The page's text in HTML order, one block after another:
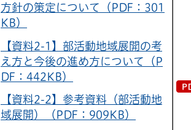
方針の策定について（PDF：301
KB）
【資料2-1】部活動地域展開の考
え方と今後の進め方について（P
DF：442KB）
【資料2-2】参考資料（部活動地
域展開）（PDF：909KB）